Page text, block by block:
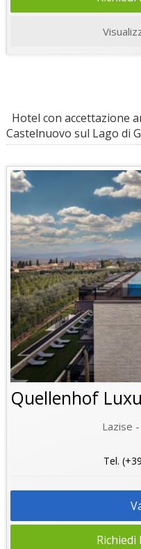
Hotel con accettazione
Castelnuovo sul Lago di
Quellenhof
Lazise
Tel.